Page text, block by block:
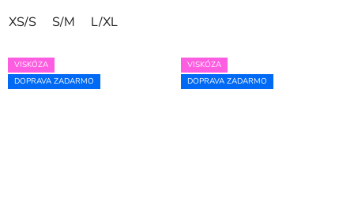
XS/S S/M L/XL
VISKÓZA
DOPRAVA ZADARMO
VISKÓZA
DOPRAVA ZADARMO